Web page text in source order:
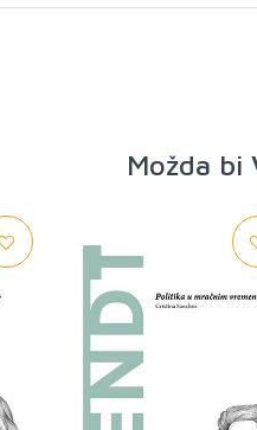
Možda bi